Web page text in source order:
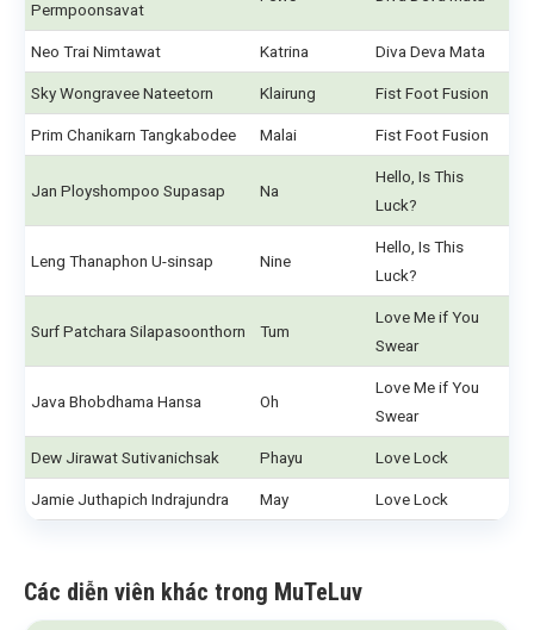
Permpoonsavat
Neo Trai Nimtawat Katrina Diva Deva Mata
Sky Wongravee Nateetorn Klairung Fist Foot Fusion
Prim Chanikarn Tangkabodee Malai Fist Foot Fusion
Jan Ployshompoo Supasap Na
Hello, Is This
Luck?
Leng Thanaphon U-sinsap Nine
Hello, Is This
Luck?
Surf Patchara Silapasoonthorn Tum
Love Me if You
Swear
Java Bhobdhama Hansa Oh
Love Me if You
Swear
Dew Jirawat Sutivanichsak Phayu Love Lock
Jamie Juthapich Indrajundra May Love Lock
Các diễn viên khác trong MuTeLuv